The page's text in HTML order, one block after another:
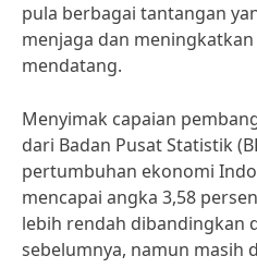
pula berbagai tantangan
menjaga dan
mendatang.
Menyimak capaian
dari Badan Pusat Statistik
pertumbuhan ekonomi
mencapai angka 3,58
lebih rendah dibandingkan
sebelumnya, namun masih